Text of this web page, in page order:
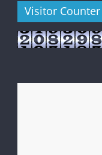
Visitor Counter